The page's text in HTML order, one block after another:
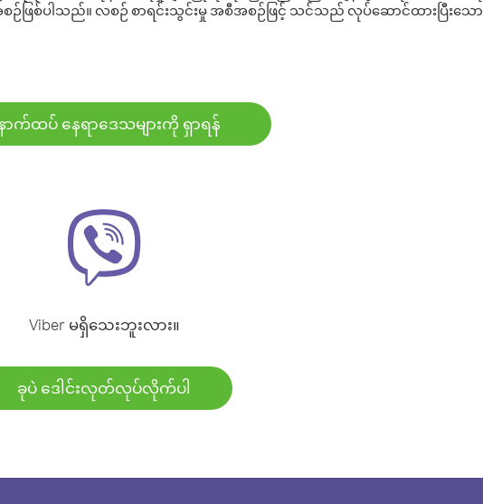
ြစ်ပါသည်။ လစဉ် စာရင်းသွင်းမှု အစီအစဉ်ဖြင့် သင်သည် လုပ်ဆောင်ထားပြီးသော
ာက်ထပ် နေရာဒေသများကို ရှာရန်
Viber မရှိသေးဘူးလား။
ခုပဲ ဒေါင်းလုတ်လုပ်လိုက်ပါ